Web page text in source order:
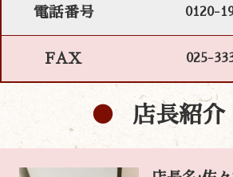
電話番号 0120-
FAX 025-
店長紹介